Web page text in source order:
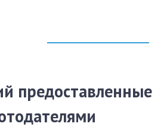
предоставленные